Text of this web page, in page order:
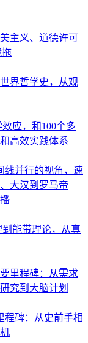
主义、道德许可
拖
界哲学史，从观
应，和100个多
高效实践体系
线并行的视角，速
大汉到罗马帝
能带理论，从真
里程碑：从需求
究到大脑计划
程碑：从史前手相